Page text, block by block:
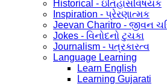
Historical - ઇતિહાસવિષયક
Inspiration - પ્રેરણાત્મક
Jeevan Charitro - જીવન
Jokes - વિનોદનો ટુચકા
Journalism - પત્રકારત્વ
Language Learning
Learn English
Learning Gujarati